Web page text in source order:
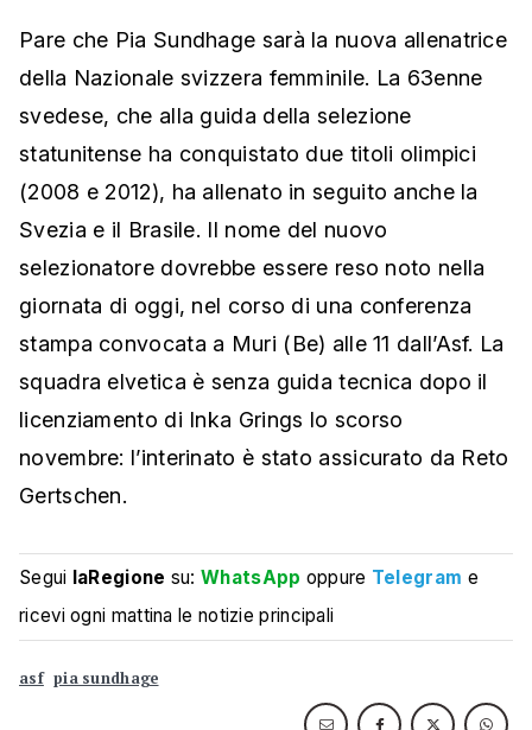
Pare che Pia Sundhage sarà la nuova allenatrice
della Nazionale svizzera femminile. La 63enne
svedese, che alla guida della selezione
statunitense ha conquistato due titoli olimpici
(2008 e 2012), ha allenato in seguito anche la
Svezia e il Brasile. Il nome del nuovo
selezionatore dovrebbe essere reso noto nella
giornata di oggi, nel corso di una conferenza
stampa convocata a Muri (Be) alle 11 dall’Asf. La
squadra elvetica è senza guida tecnica dopo il
licenziamento di Inka Grings lo scorso
novembre: l’interinato è stato assicurato da Reto
Gertschen.
Segui laRegione su:WhatsApp oppure Telegram e
ricevi ogni mattina le notizie principali
asf pia sundhage